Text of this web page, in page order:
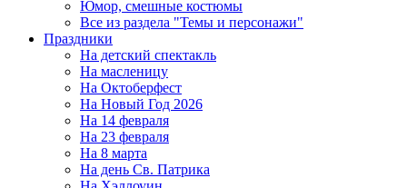
Юмор, смешные костюмы
Все из раздела "Темы и персонажи"
Праздники
На детский спектакль
На масленицу
На Октоберфест
На Новый Год 2026
На 14 февраля
На 23 февраля
На 8 марта
На день Св. Патрика